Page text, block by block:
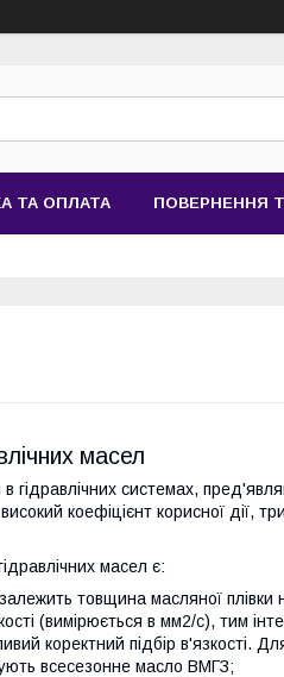
ТА ОПЛАТА ПОВЕРНЕННЯ
масел
гідравлічних системах,
коефіцієнт корисної дії,
масел є:
товщина масляної
(вимірюється в мм2/с), тим
коректний підбір в'язкості.
всесезонне масло ВМГЗ;